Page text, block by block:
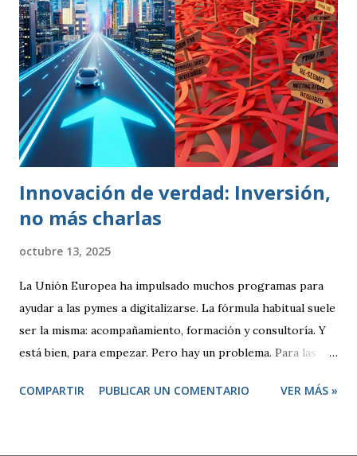
cosas preocupándose siempre por satisfacer al cliente y
por mejorar día a día procesos y resultados. El enfoque de
gestión de la calidad se inicia en la década de los 50. En esa
época, se contemplaba un concepto de calidad centrado en
lograr que un producto cumpliese las especificaciones
marcadas (peso, duración, resistencia, rapidez). Se
realizaban controles periódicos para evitar que product...
Innovación de verdad: Inversión,
no más charlas
octubre 13, 2025
La Unión Europea ha impulsado muchos programas para
ayudar a las pymes a digitalizarse. La fórmula habitual suele
ser la misma: acompañamiento, formación y consultoría. Y
está bien, para empezar. Pero hay un problema. Para las
proyectos en marcha y una clara apuesta por la innovación,
COMPARTIR PUBLICAR UN COMENTARIO VER MÁS »